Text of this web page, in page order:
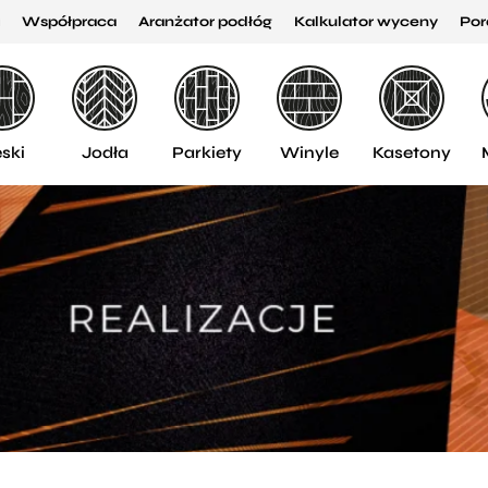
Współpraca Aranżator podłóg Kalkulator wyceny
Jodła Parkiety Winyle Kasetony